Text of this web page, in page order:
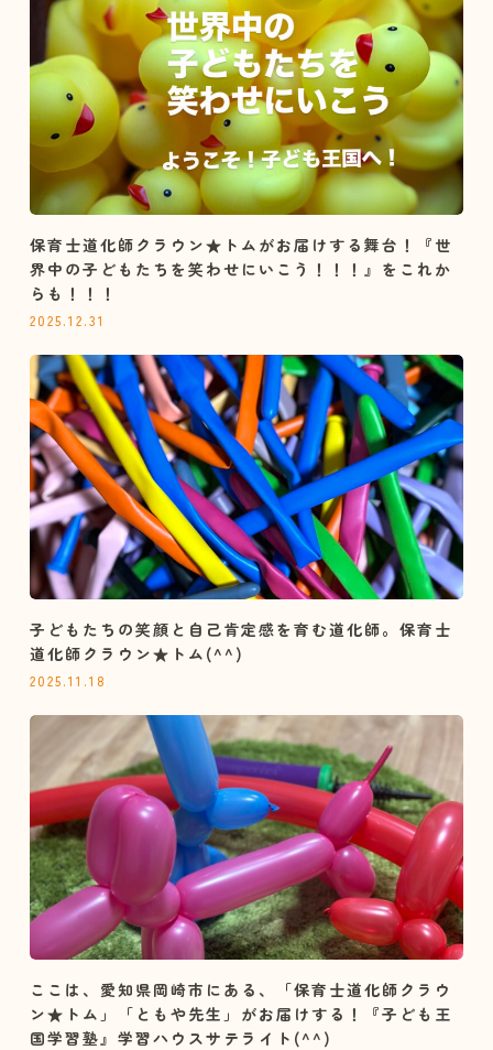
保育士道化師クラウン★トムがお届けする舞台！『世
界中の子どもたちを笑わせにいこう！！！』をこれか
らも！！！
2025.12.31
子どもたちの笑顔と自己肯定感を育む道化師。保育士
道化師クラウン★トム(^^)
2025.11.18
ここは、愛知県岡崎市にある、「保育士道化師クラウ
ン★トム」「ともや先生」がお届けする！『子ども王
国学習塾』学習ハウスサテライト(^^)